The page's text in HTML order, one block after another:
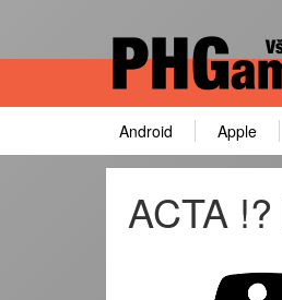
Android Apple
ACTA